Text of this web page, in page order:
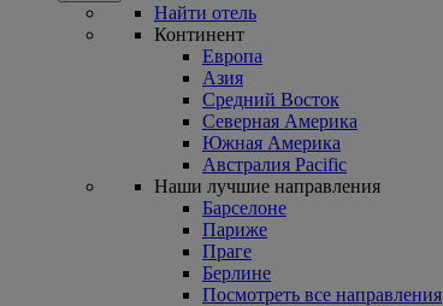
Найти отель
Континент
Европа
Азия
Средний Восток
Северная Америка
Южная Америка
Австралия Pacific
Наши лучшие направления
Барселоне
Париже
Праге
Берлине
Посмотреть все направления